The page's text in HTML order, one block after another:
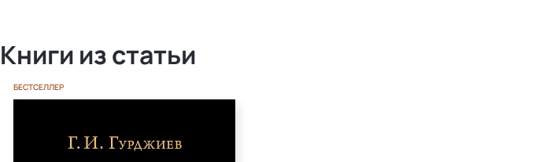
Книги из статьи
БЕСТСЕЛЛЕР